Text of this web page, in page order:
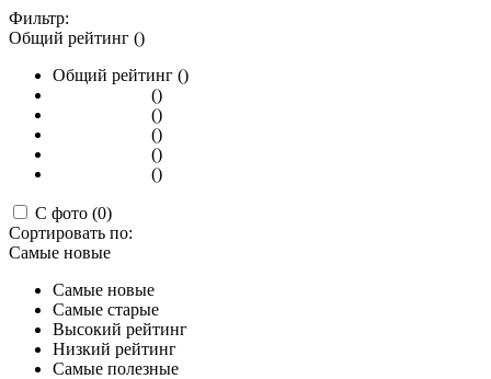
Фильтр:
Общий рейтинг ()
Общий рейтинг ()
()
()
()
()
()
С фото (0)
Сортировать по:
Самые новые
Самые новые
Самые старые
Высокий рейтинг
Низкий рейтинг
Самые полезные